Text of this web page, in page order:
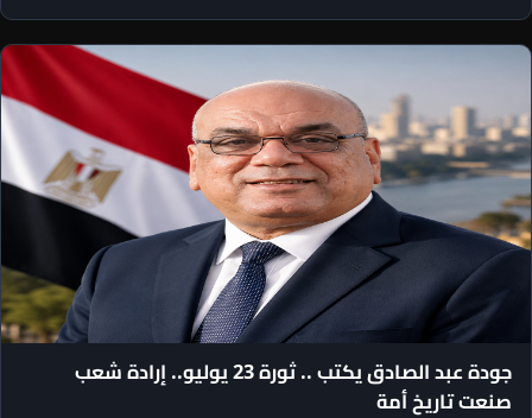
جودة عبد الصادق يكتب .. ثورة 23 يوليو.. إرادة شعب
صنعت تاريخ أمة